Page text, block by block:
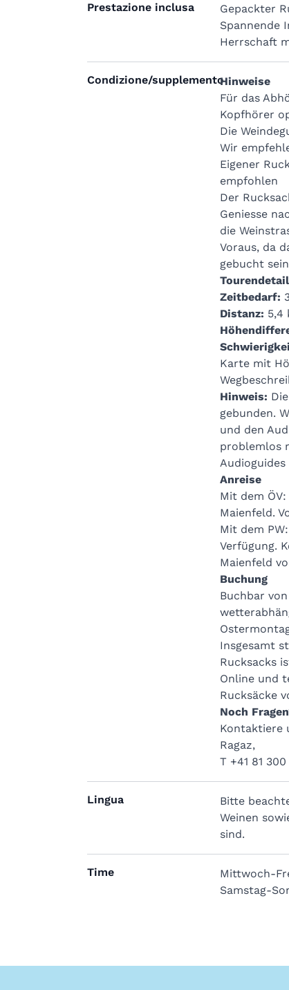
Rucksack Classic
3 Weine (3 x 5dl) von
1 Flasche Mineralwasser (5dl) pro
1 Packung (150 g) Bio-Vollkorn Mais-
10% Rabatt in der Vinothek im Stall
Gleicher Inhalt wie Rucksack Classic
1 Stück Alp- oder Bergkäse (200 g)
Gleicher Inhalt wie Rucksack Classic
1 Stück Alp- oder Bergkäse (200 g)
Bündner Hummus aus
Ein Rucksack ist für bis zu 4
ganz von eurem Durst und Hunger
Auf Anfrage bieten wir hochwertige
und/oder Rosé-Wein aus der
Traubensaft-Schorlen. Die Flaschen
je CHF 5.00) zusätzlich erworben
Aufpreis von CHF 11.20 als
Flaschen ist nicht möglich. Melde
Prestazione inclusa
Gepackter
Spannende
Herrschaft
Condizione/supplementoHinweise
Für das
Kopfhörer
Die
Wir
Eigener
empfohlen
Der
Geniesse
die
Voraus, da
gebucht
Zeitbedarf:
Distanz: 5,4
Karte mit
Hinweis:
gebunden.
und den
problemlos
Anreise
Mit dem
Maienfeld.
Mit dem
Verfügung.
Maienfeld
Buchung
Buchbar
Insgesamt
Rucksacks
Online und
Rucksäcke
Noch
Kontaktiere
Ragaz,
T +41 81
Lingua
Bitte
Weinen
sind.
Time
Mittwoch-
Samstag-